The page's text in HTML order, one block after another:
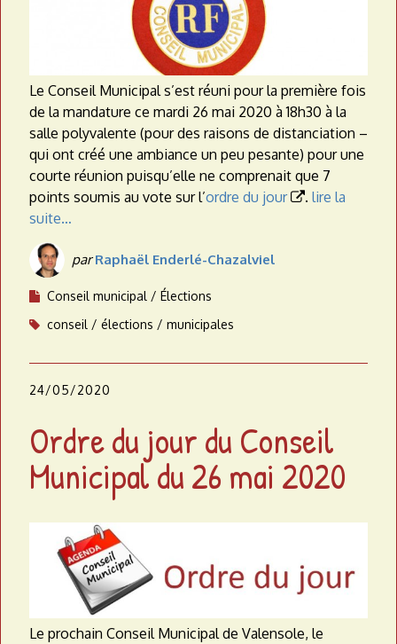
u
Le Conseil Municipal s’est réuni pour la première fois
de la mandature ce mardi 26 mai 2020 à 18h30 à la
salle polyvalente (pour des raisons de distanciation –
qui ont créé une ambiance un peu pesante) pour une
courte réunion puisqu’elle ne comprenait que 7
points soumis au vote sur l’ordre du jour . lire la
suite…
parRaphaël Enderlé-Chazalviel
Conseil municipal
Élections
conseil
élections municipales
24/05/2020
Ordre du jour du Conseil
Municipal du 26 mai 2020
Le prochain Conseil Municipal de Valensole, le